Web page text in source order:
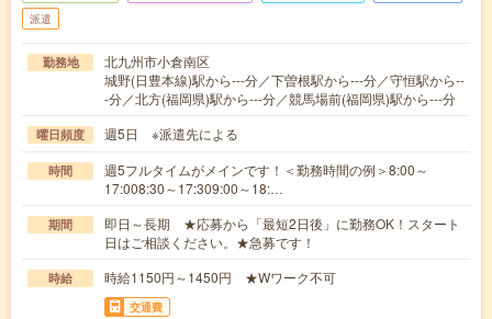
派遣
勤務地
北九州市小倉南区
城野(日豊本線)駅から---分／下曽根駅から---分／守恒駅から--
-分／北方(福岡県)駅から---分／競馬場前(福岡県)駅から---分
曜日頻度 週5日 ※派遣先による
時間
週5フルタイムがメインです！＜勤務時間の例＞8:00～
17:008:30～17:309:00～18:…
期間
即日～長期 ★応募から「最短2日後」に勤務OK！スタート
日はご相談ください。★急募です！
時給 時給1150円～1450円 ★Wワーク不可
交通費